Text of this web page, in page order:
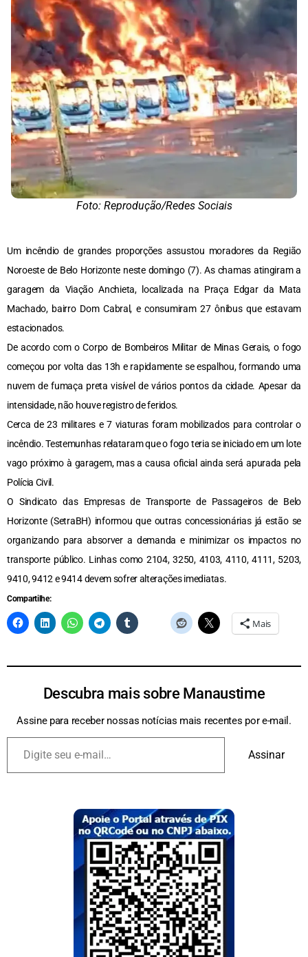
Foto: Reprodução/Redes Sociais
Um incêndio de grandes proporções assustou moradores da Região
Noroeste de Belo Horizonte neste domingo (7). As chamas atingiram a
garagem da Viação Anchieta, localizada na Praça Edgar da Mata
Machado, bairro Dom Cabral, e consumiram 27 ônibus que estavam
estacionados.
De acordo com o Corpo de Bombeiros Militar de Minas Gerais, o fogo
começou por volta das 13h e rapidamente se espalhou, formando uma
nuvem de fumaça preta visível de vários pontos da cidade. Apesar da
intensidade, não houve registro de feridos.
Cerca de 23 militares e 7 viaturas foram mobilizados para controlar o
incêndio. Testemunhas relataram que o fogo teria se iniciado em um lote
vago próximo à garagem, mas a causa oficial ainda será apurada pela
Polícia Civil.
O Sindicato das Empresas de Transporte de Passageiros de Belo
Horizonte (SetraBH) informou que outras concessionárias já estão se
organizando para absorver a demanda e minimizar os impactos no
transporte público. Linhas como 2104, 3250, 4103, 4110, 4111, 5203,
9410, 9412 e 9414 devem sofrer alterações imediatas.
Compartilhe:
Mais
Descubra mais sobre Manaustime
Assine para receber nossas notícias mais recentes por e-mail.
Assinar